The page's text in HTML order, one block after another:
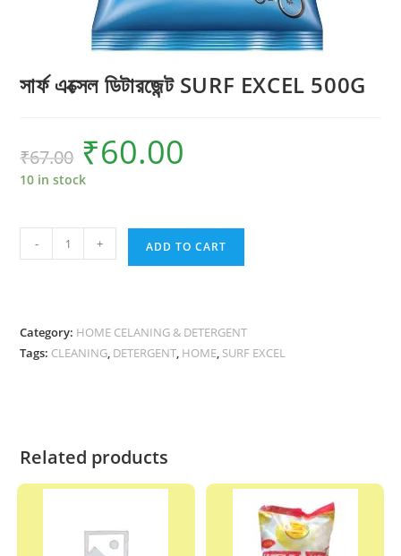
সার্ফ এক্সেল ডিটারজেন্ট SURF EXCEL 500G
₹67.00
Original
price
was:
₹67.00.
₹60.00
10 in stock
এক্সেল
EXCEL
500G
- + ADD TO CART
Category: HOME CELANING & DETERGENT
Tags: CLEANING, DETERGENT, HOME, SURF EXCEL
Related products